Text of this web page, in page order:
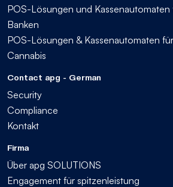
POS-Lösungen und
Banken
POS-Lösungen & Kassenautomaten
Cannabis
Contact apg - German
Security
Compliance
Kontakt
Firma
Über apg SOLUTIONS
Engagement für spitzenleistung